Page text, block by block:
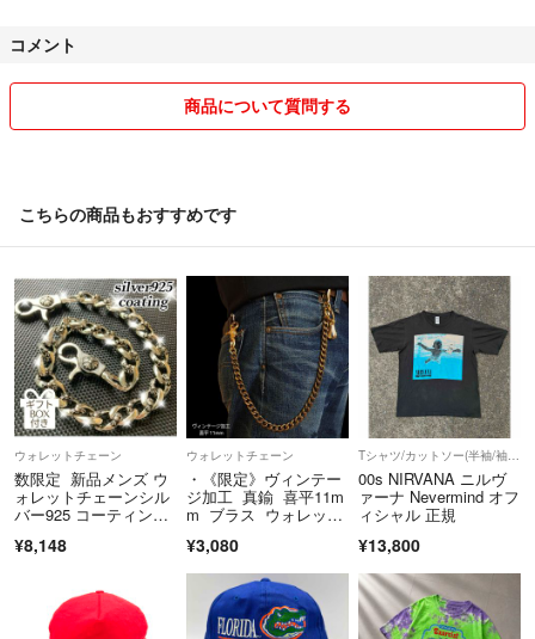
#ウォレットチェーン
#AMPJAPAN
異なる場合がございます。
●ヴィンテージ加工品は商品ごとに加工具合が違います。
酸化具合(緑・黒など酸化錆含む)、加工傷などは、一点ものの特徴で
●お客様都合による返品、交換、返金は行っておりません。併せて商品
発送後のお客様都合による取引キャンセルは受け付けておりません。
●商品注意事項や上記理由等以外での不良品などはご対応致しますの
で、必ず【評価前】にご連絡ください。メッセージを含めて取引完了後
のご対応は出来ません。
●画像や商品説明文の流出、転用は禁止しております。画像に関しては
当方で撮影しているため著作権があり、こちらで気付いた場合には、メ
ルカリ管理者側に通報させて頂きます。
【取引・値引きについて】
■コメントなしの即購入可能です。
■単品のお値引きはしておりません。
■単品でのお値引き交渉コメントを頂いた場合、ご対応できませんので
コメント
商品について質問する
こちらの商品もおすすめです
ウォレットチェーン
数限定 新品メンズ ウ
ォレットチェーンシル
バー925 コーティン
¥8,148
ウォレットチェーン
・《限定》ヴィンテー
ジ加工 真鍮 喜平11m
m ブラス ウォレット
¥3,080
Tシャツ/カットソー(半袖/袖なし)
00s NIRVANA ニルヴ
ァーナ Nevermind オフ
ィシャル 正規
¥13,800